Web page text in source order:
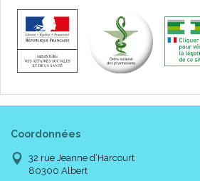
Coordonnées
32 rue Jeanne d’Harcourt
80300 Albert